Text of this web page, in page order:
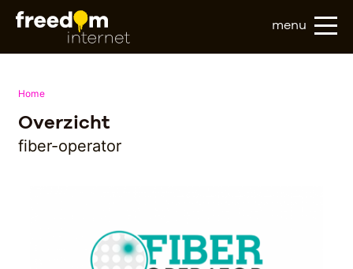
menu
Home
Overzicht
fiber-operator